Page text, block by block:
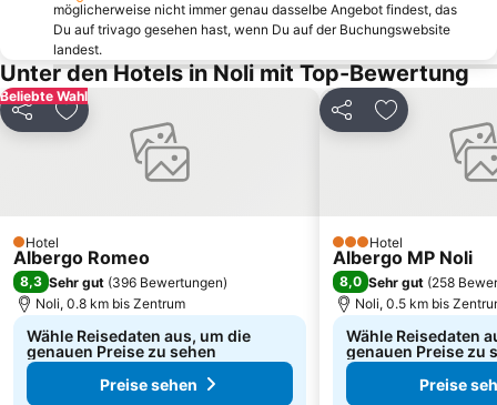
Teatro Carlo Felice
Belvedere
Alassio Railway Station
Borgo di Noli
Lido Spotorno
Borgo Antico di Borgio Verezzi
Marina di Varazze
Spiaggia di Finalpia
Spiaggia di Finalmarina
Salone dell'Agroalimentare Ligure
Grotte di Borgio Verezzi
Bardino Vecchio
Lido Albisola Superiore
möglicherweise nicht immer genau dasselbe Angebot findest, das
Du auf trivago gesehen hast, wenn Du auf der Buchungswebsite
landest.
Unter den Hotels in Noli mit Top-Bewertung
Beliebte Wahl
Teilen Zu Favoriten hinzufügen
1 Sterne
Hotel
Albergo Romeo
8,3 Sehr gut (396 Bewertungen)
Noli, 0.8 km bis Zentrum
Wähle Reisedaten aus, um die
genauen Preise zu sehen
Preise sehen
Teilen Zu Favoriten
3 Sterne
Hotel
Albergo MP Noli
8,0 Sehr gut (258
Noli, 0.5 km bis
Wähle Reisedaten
genauen Preise zu
Preise